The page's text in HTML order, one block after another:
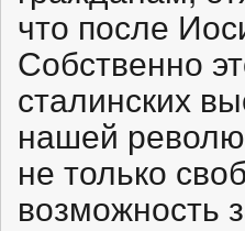
что после
Собственно
сталинских
нашей
не только
возможность